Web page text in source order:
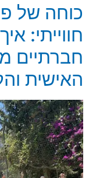
חווייתי:
חברתיים
האישית